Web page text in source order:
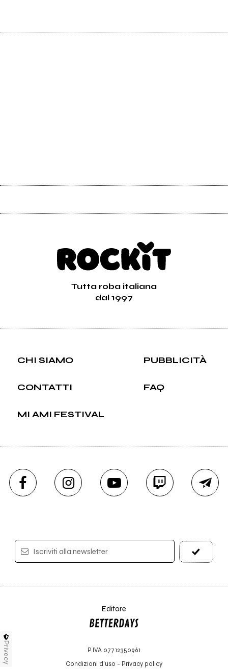
Tutta roba italiana
dal 1997
CHI SIAMO PUBBLICITÀ
CONTATTI FAQ
MI AMI FESTIVAL
Iscriviti alla newsletter
Editore
P.IVA 07712350961
Condizioni d'uso - Privacy policy
Privacy